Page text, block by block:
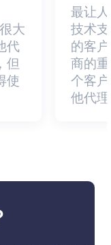
大
代
但
使
最让
技术
的客
商的
个客
他代